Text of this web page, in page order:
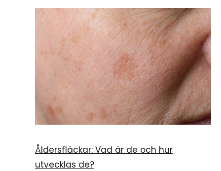
Åldersfläckar: Vad är de och hur
utvecklas de?